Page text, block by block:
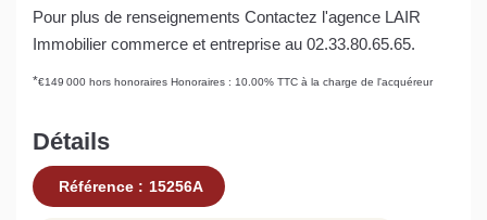
Pour plus de renseignements Contactez l'agence LAIR
Immobilier commerce et entreprise au 02.33.80.65.65.
*€149 000 hors honoraires Honoraires : 10.00% TTC à la charge de l'acquéreur
Détails
Référence : 15256A